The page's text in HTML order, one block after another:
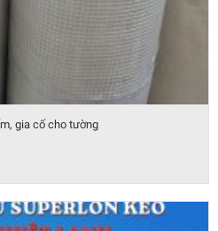
gia cố cho tường